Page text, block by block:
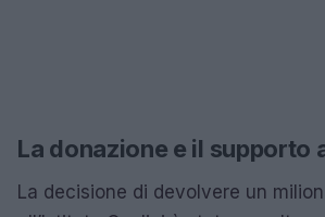
La donazione e il supporto
La decisione di devolvere un